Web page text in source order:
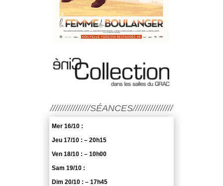
////////////////SÉANCES////////////////
Mer 16/10 :
Jeu 17/10 : – 20h15
Ven 18/10 : – 10h00
Sam 19/10 :
Dim 20/10 : – 17h45